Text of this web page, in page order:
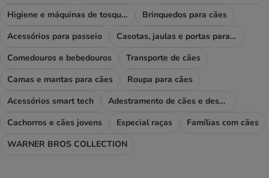
Higiene e máquinas de tosquiar
Brinquedos para cães
Acessórios para passeio
Casotas, jaulas e portas para cães
Comedouros e bebedouros
Transporte de cães
Camas e mantas para cães
Roupa para cães
Acessórios smart tech
Adestramento de cães e desporto
Cachorros e cães jovens
Especial raças
Famílias com cães
WARNER BROS COLLECTION